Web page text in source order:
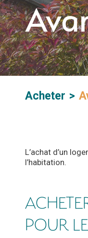
Acheter
L’achat d’un
l’habitation.
POUR